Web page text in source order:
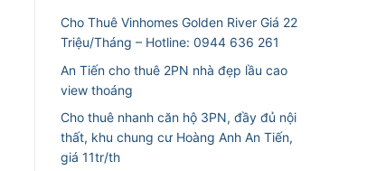
Cho Thuê Vinhomes Golden River Giá 22
Triệu/Tháng – Hotline: 0944 636 261
An Tiến cho thuê 2PN nhà đẹp lầu cao
view thoáng
Cho thuê nhanh căn hộ 3PN, đầy đủ nội
thất, khu chung cư Hoàng Anh An Tiến,
giá 11tr/th